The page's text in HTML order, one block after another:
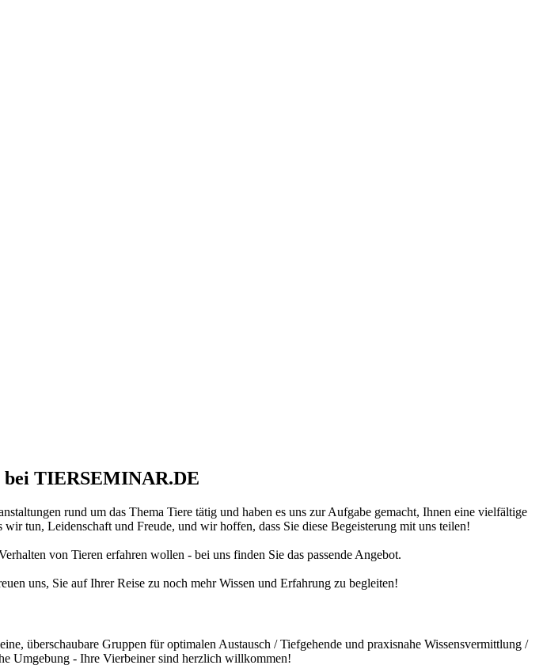
TIERSEMINAR.DE
rund um das Thema Tiere tätig und haben es uns zur Aufgabe gemacht, Ihnen eine vielfältige
tun, Leidenschaft und Freude, und wir hoffen, dass Sie diese Begeisterung mit uns teilen!
von Tieren erfahren wollen - bei uns finden Sie das passende Angebot.
uns, Sie auf Ihrer Reise zu noch mehr Wissen und Erfahrung zu begleiten!
überschaubare Gruppen für optimalen Austausch / Tiefgehende und praxisnahe Wissensvermittlung /
Umgebung - Ihre Vierbeiner sind herzlich willkommen!